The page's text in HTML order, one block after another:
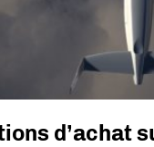
d’achat